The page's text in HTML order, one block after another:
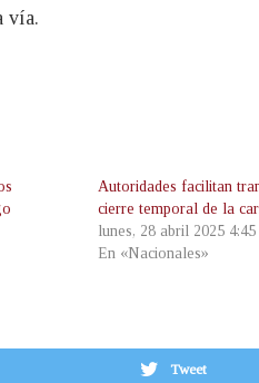
vía.
Autoridades facilitan
cierre temporal de la
lunes, 28 abril 2025
En «Nacionales»
Tweet